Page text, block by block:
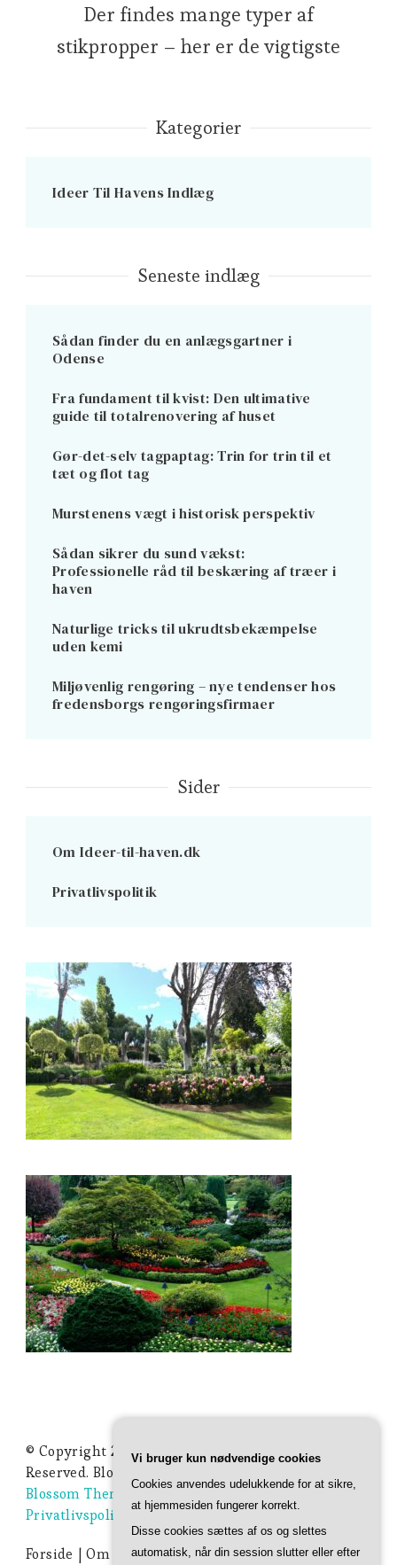
Der findes mange typer af
stikpropper – her er de vigtigste
Kategorier
Ideer Til Havens Indlæg
Seneste indlæg
Sådan finder du en anlægsgartner i
Odense
Fra fundament til kvist: Den ultimative
guide til totalrenovering af huset
Gør-det-selv tagpaptag: Trin for trin til et
tæt og flot tag
Murstenens vægt i historisk perspektiv
Sådan sikrer du sund vækst:
Professionelle råd til beskæring af træer i
haven
Naturlige tricks til ukrudtsbekæmpelse
uden kemi
Miljøvenlig rengøring – nye tendenser hos
fredensborgs rengøringsfirmaer
Sider
Om Ideer-til-haven.dk
Privatlivspolitik
© Copyright 2026 Ideer Til Haven. All Rights
Reserved.Blossom Studio | Developed By
Blossom Themes. Powered byWordPress .
Privatlivspolitik
Forside Om Ideer-til-haven.dk Privatlivspolitik
Vi bruger kun nødvendige cookies
Cookies anvendes udelukkende for at sikre,
at hjemmesiden fungerer korrekt.
Disse cookies sættes af os og slettes
automatisk, når din session slutter eller efter